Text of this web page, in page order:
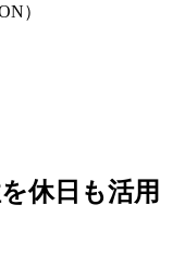
）
休日も活用